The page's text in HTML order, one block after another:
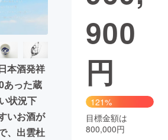
チャレンジ
地域活性化
Good
CAMPFIRE Creation
さと納税machi-ya コミュニティ
本酒発祥
あった蔵
状況下
いお酒が
、出雲杜
900
円
121%
目標金額は
800,000円